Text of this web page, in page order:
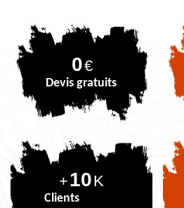
0€
Devis gratuits
+10K
Clients